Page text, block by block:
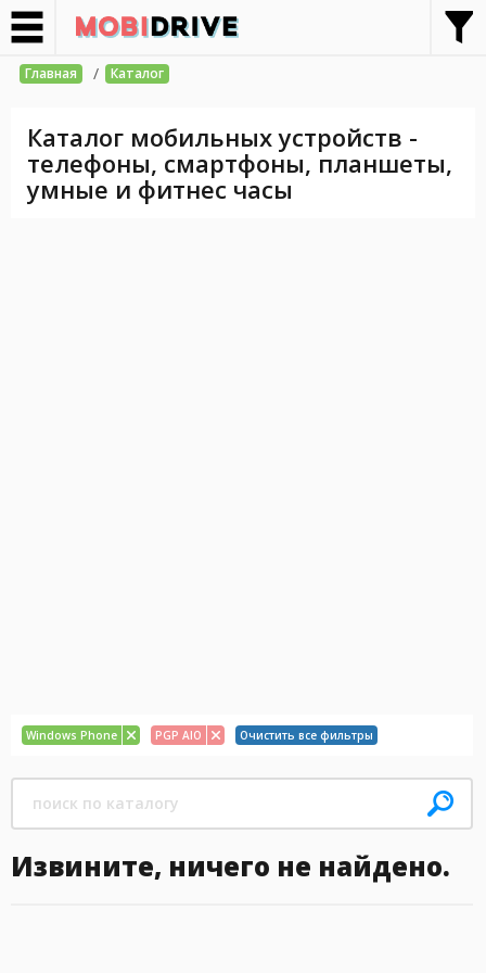
Главная / Каталог
Каталог мобильных устройств -
телефоны, смартфоны, планшеты,
умные и фитнес часы
Windows Phone PGP AIO Очистить все фильтры
Извините, ничего не найдено.